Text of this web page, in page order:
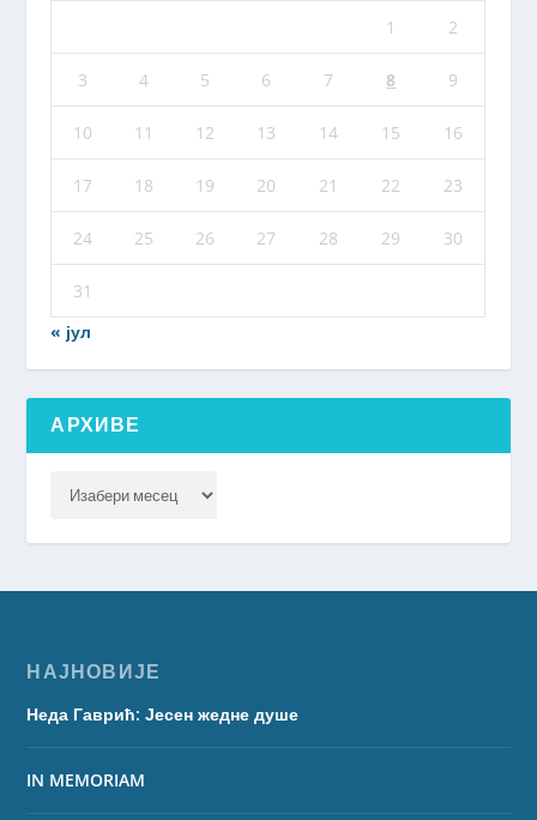
1 2
3 4 5 6 7 8 9
10 11 12 13 14 15 16
17 18 19 20 21 22 23
24 25 26 27 28 29 30
31
« јул
АРХИВЕ
НАЈНОВИЈЕ
Неда Гаврић: Јесен жедне душе
IN MEMORIAM